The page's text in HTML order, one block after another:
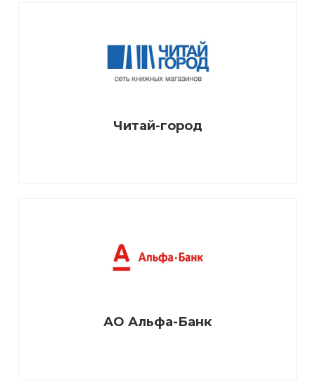
Читай-город
АО Альфа-Банк